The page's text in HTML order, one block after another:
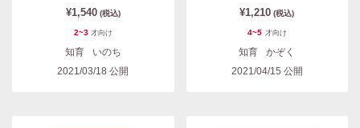
¥1,540 (税込)
2~3 才向け
知育
いのち
2021/03/18 公開
¥1,210 (税込)
4~5 才向け
知育
かぞく
2021/04/15 公開